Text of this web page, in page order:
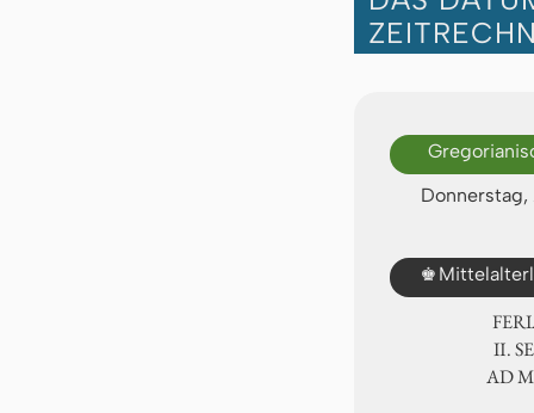
Donnerstag,
♚
Ⅱ.
AD